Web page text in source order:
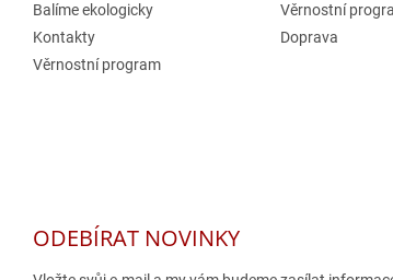
Balíme ekologicky
Kontakty
Věrnostní program
Věrnostní
Doprava
ODEBÍRAT NOVINKY